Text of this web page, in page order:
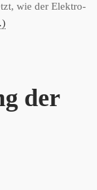
wie der Elektro-
der